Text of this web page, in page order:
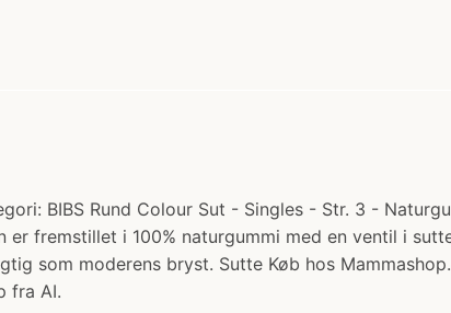
BIBS Rund Colour Sut - Singles - Str. 3 -
er fremstillet i 100% naturgummi med en ventil i
som moderens bryst. Sutte Køb hos
fra AI.